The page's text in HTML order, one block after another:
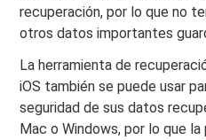
recuperación, por lo que no
otros datos importantes
La herramienta de
iOS también se puede usar
seguridad de sus datos
Mac o Windows, por lo que